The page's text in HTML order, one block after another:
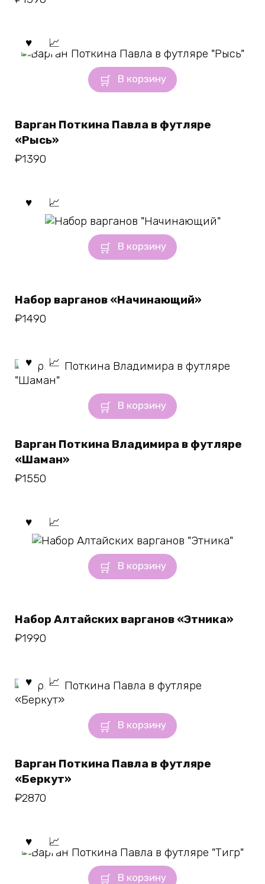
В корзину
Варган Поткина Павла в футляре
«Рысь»
₽1390
В корзину
Набор варганов «Начинающий»
₽1490
В корзину
Варган Поткина Владимира в футляре
«Шаман»
₽1550
В корзину
Набор Алтайских варганов «Этника»
₽1990
В корзину
Варган Поткина Павла в футляре
«Беркут»
₽2870
В корзину